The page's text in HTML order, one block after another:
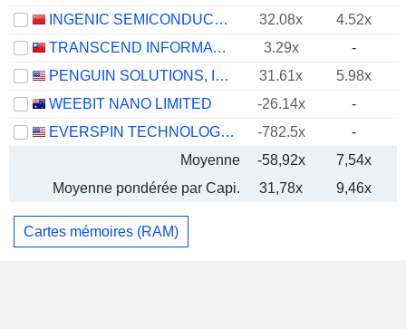
INGENIC SEMICONDUCTOR CO.,LTD.
32.08x
4.52x
TRANSCEND INFORMATION, INC.
3.29x
-
PENGUIN SOLUTIONS, INC.
31.61x
5.98x
WEEBIT NANO LIMITED
-26.14x
-
EVERSPIN TECHNOLOGIES, INC.
-782.5x -
Moyenne
-58,92x
7,54x
Moyenne pondérée par Capi.
31,78x 9,46x
Cartes mémoires (RAM)